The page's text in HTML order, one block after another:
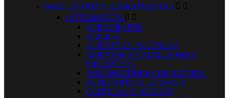
MAQUINARIA Y HERRAMIENTAS  
AUTOMOCION  
AEROGRAFOS
AIRLESS
ALICATES Y PALANCAS
ASIENTOS Y CAMILLA PARA
MECANICOS
ARRANCADORES DE BATERIA
ASPIRADORAS DE MANO
BANDEJAS Y BIDONES